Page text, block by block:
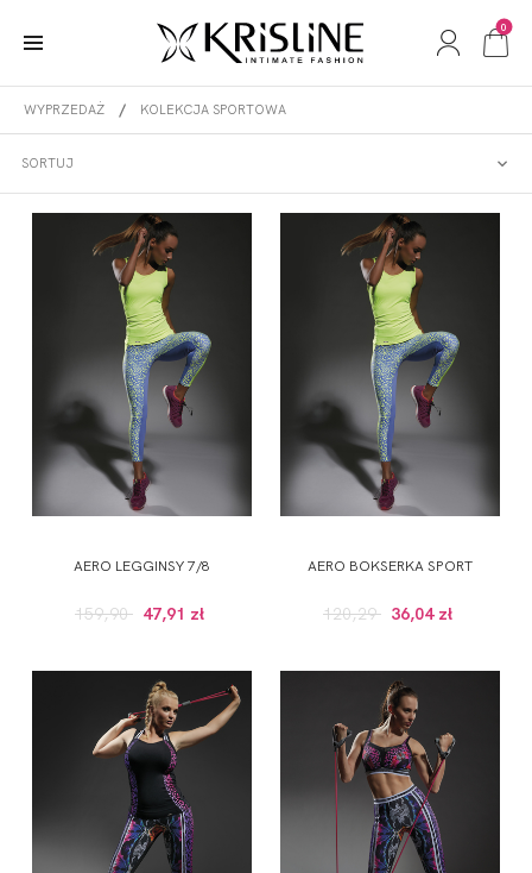
0
WYPRZEDAŻ KOLEKCJA SPORTOWA
SORTUJ
KOLEKCJA SPORTOWA
AERO LEGGINSY 7/8
159,90 47,91 zł
AERO BOKSERKA SPORT
120,29 36,04 zł